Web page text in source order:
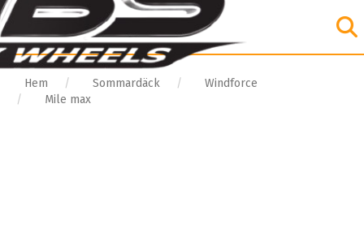
Hem Sommardäck
Windforce
Mile max